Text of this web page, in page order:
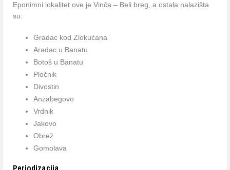
Eponimni lokalitet ove je Vinča – Beli breg, a ostala nalazišta
su:
Gradac kod Zlokućana
Aradac u Banatu
Botoš u Banatu
Pločnik
Divostin
Anzabegovo
Vrdnik
Jakovo
Obrež
Gomolava